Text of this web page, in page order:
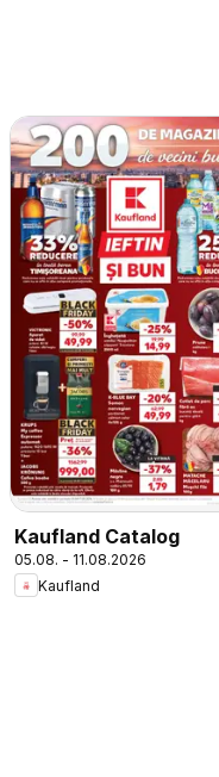
Kaufland Catalog
05.08. - 11.08.2026
Kaufland